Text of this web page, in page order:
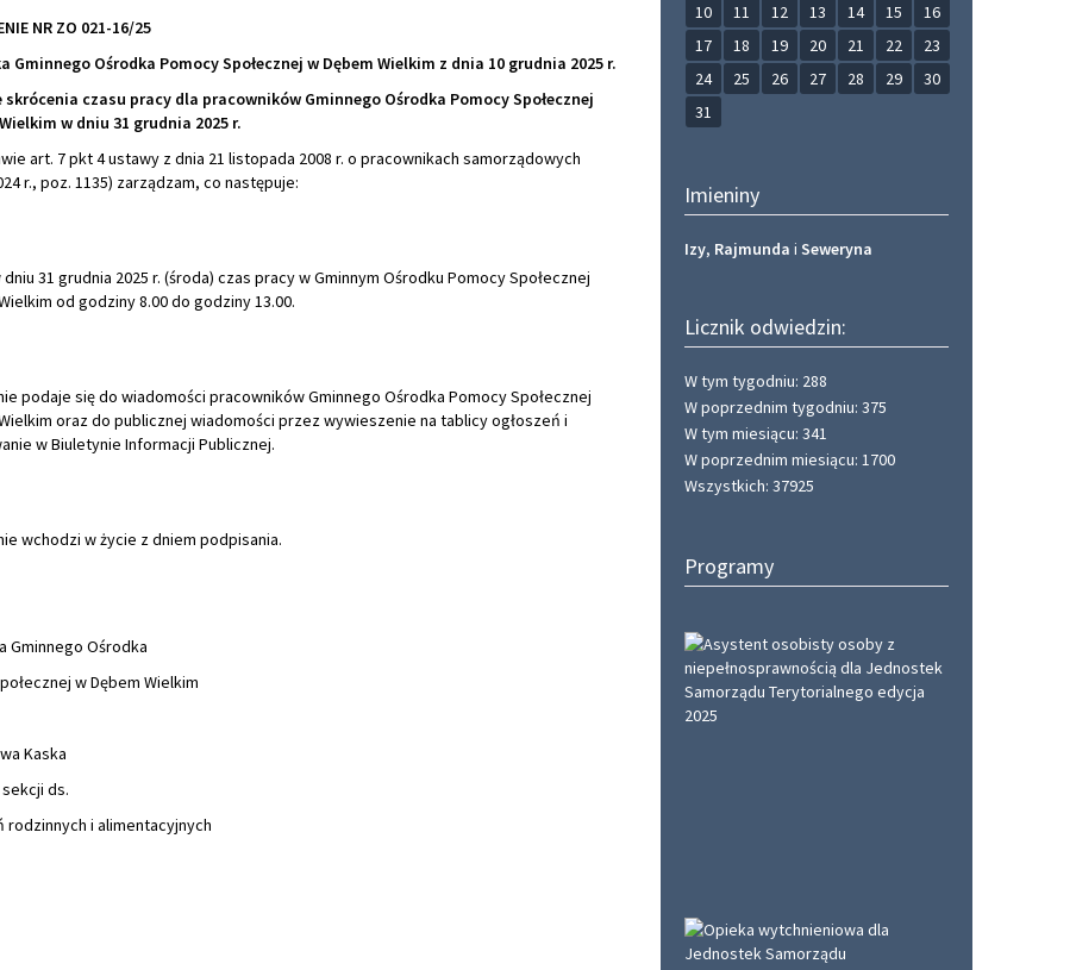
NR ZO 021-16/25
Gminnego Ośrodka Pomocy Społecznej w Dębem Wielkim z dnia 10 grudnia 2025 r.
skrócenia czasu pracy dla pracowników Gminnego Ośrodka Pomocy Społecznej
w dniu 31 grudnia 2025 r.
art. 7 pkt 4 ustawy z dnia 21 listopada 2008 r. o pracownikach samorządowych
r., poz. 1135) zarządzam, co następuje:
dniu 31 grudnia 2025 r. (środa) czas pracy w Gminnym Ośrodku Pomocy Społecznej
od godziny 8.00 do godziny 13.00.
podaje się do wiadomości pracowników Gminnego Ośrodka Pomocy Społecznej
oraz do publicznej wiadomości przez wywieszenie na tablicy ogłoszeń i
w Biuletynie Informacji Publicznej.
wchodzi w życie z dniem podpisania.
Gminnego Ośrodka
Społecznej w Dębem Wielkim
Kaska
ds.
rodzinnych i alimentacyjnych
10
11 12 13 14 15
16
17
18 19 20 21 22
23
24
25 26 27 28 29
30
31
Imieniny
Izy, Rajmunda i Seweryna
Licznik odwiedzin:
W tym tygodniu: 288
W poprzednim tygodniu: 375
W tym miesiącu: 341
W poprzednim miesiącu: 1700
Wszystkich: 37925
Programy